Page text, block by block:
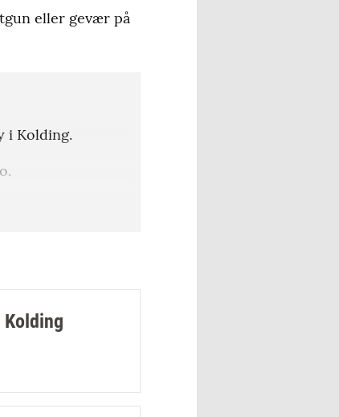
eller gevær på
i Kolding.
geværer,